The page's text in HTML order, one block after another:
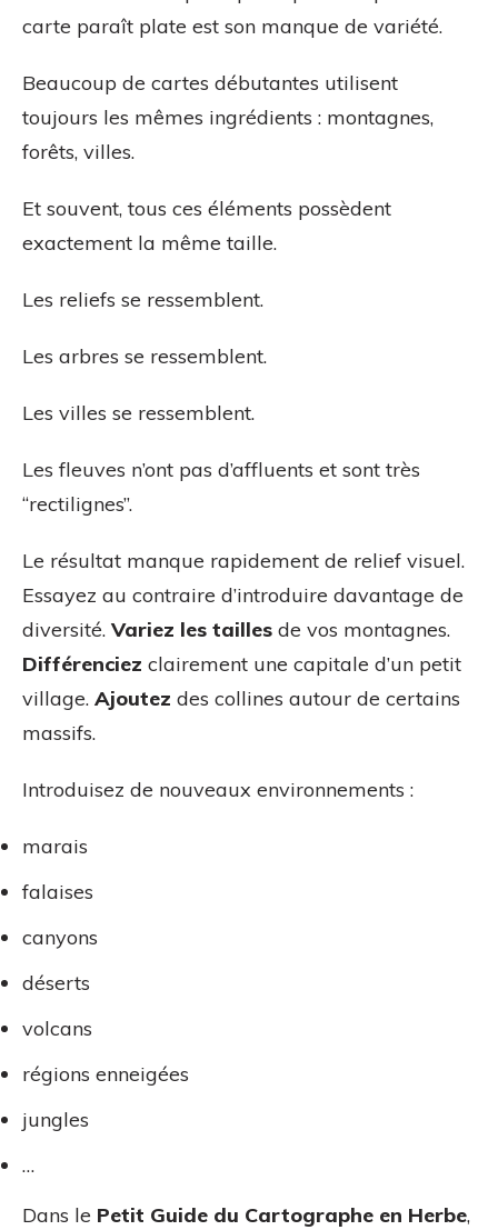
carte paraît plate est son manque de variété.
Beaucoup de cartes débutantes utilisent
toujours les mêmes ingrédients : montagnes,
forêts, villes.
Et souvent, tous ces éléments possèdent
exactement la même taille.
Les reliefs se ressemblent.
Les arbres se ressemblent.
Les villes se ressemblent.
Les fleuves n’ont pas d’affluents et sont très
“rectilignes”.
Le résultat manque rapidement de relief visuel.
Essayez au contraire d’introduire davantage de
diversité. Variez les tailles de vos montagnes.
Différenciez clairement une capitale d’un petit
village. Ajoutez des collines autour de certains
massifs.
Introduisez de nouveaux environnements :
marais
falaises
canyons
déserts
volcans
régions enneigées
jungles
…
Dans le Petit Guide du Cartographe en Herbe,